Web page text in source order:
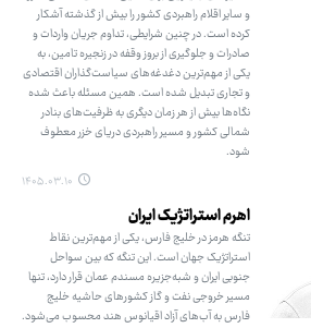
و سایر اقلام راهبردی کشور را بیش از گذشته آشکار
کرده است. در چنین شرایطی، تداوم جریان واردات و
صادرات و جلوگیری از بروز وقفه در زنجیره تامین، به
یکی از مهم‌ترین دغدغه‌های سیاست‌گذاران اقتصادی
و تجاری تبدیل شده است. همین مسئله باعث شده
نگاه‌ها بیش از هر زمان دیگری به ظرفیت‌های بنادر
شمالی کشور و مسیر راهبردی دریای خزر معطوف
شود.
۱۴۰۵.۰۳.۱۰
اهرم استراتژیک ایران
تنگه هرمز در خلیج فارس، یکی از مهم‌ترین نقاط
استراتژیک جهان است. این تنگه که بین سواحل
جنوبی ایران و شبه‌جزیره مسندم عمان قرار دارد، تنها
مسیر خروجی نفت و گاز کشورهای حاشیه خلیج
فارس به آب‌های آزاد اقیانوس هند محسوب می‌شود.